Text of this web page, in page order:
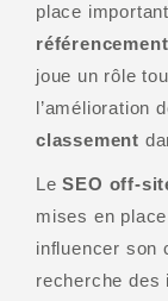
place
joue un rôle
l’amélioration
classement
LeSEO off-
mises en
influencer son
recherche des